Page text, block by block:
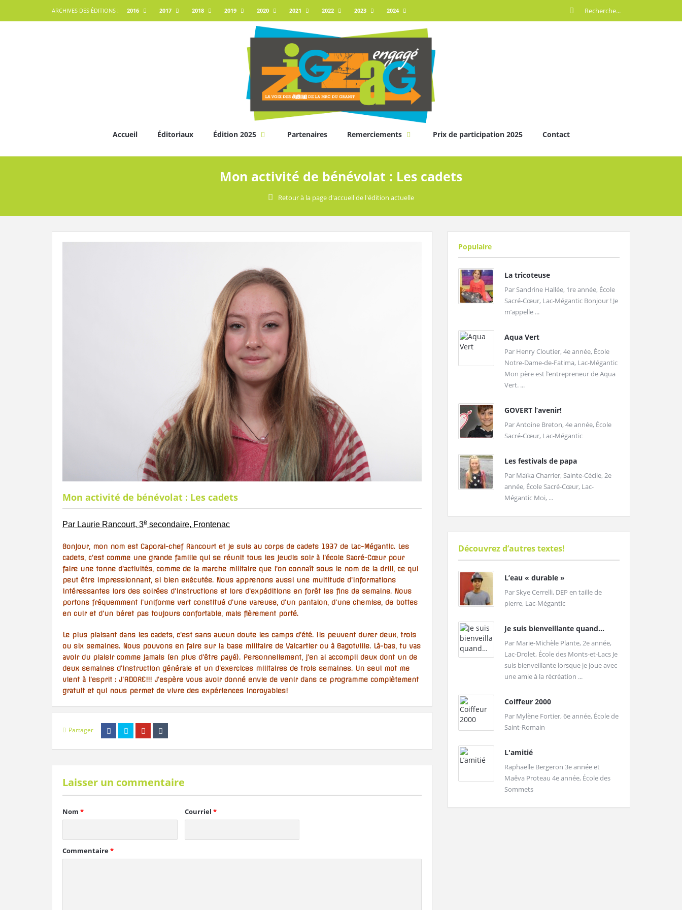
ARCHIVES DES ÉDITIONS : 2016 2017 2018 2019 2020 2021 2022 2023 2024
Accueil Éditoriaux Édition 2025 Partenaires Remerciements Prix de participation 2025 Contact
Mon activité de bénévolat : Les cadets
Retour à la page d'accueil de l'édition actuelle
Mon activité de bénévolat : Les cadets
Par Laurie Rancourt, 3e secondaire, Frontenac
Bonjour, mon nom est Caporal-chef Rancourt et je suis au corps de cadets 1937 de Lac-Mégantic. Les
cadets, c’est comme une grande famille qui se réunit tous les jeudis soir à l’école Sacré-Cœur pour
faire une tonne d’activités, comme de la marche militaire que l’on connaît sous le nom de la drill, ce qui
peut être impressionnant, si bien exécutée. Nous apprenons aussi une multitude d’informations
intéressantes lors des soirées d’instructions et lors d’expéditions en forêt les fins de semaine. Nous
portons fréquemment l’uniforme vert constitué d’une vareuse, d’un pantalon, d’une chemise, de bottes
en cuir et d’un béret pas toujours confortable, mais fièrement porté.
Le plus plaisant dans les cadets, c’est sans aucun doute les camps d’été. Ils peuvent durer deux, trois
ou six semaines. Nous pouvons en faire sur la base militaire de Valcartier ou à Bagotville. Là-bas, tu vas
avoir du plaisir comme jamais (en plus d’être payé). Personnellement, j’en ai accompli deux dont un de
deux semaines d’instruction générale et un d’exercices militaires de trois semaines. Un seul mot me
vient à l’esprit : J’ADORE!!! J’espère vous avoir donné envie de venir dans ce programme complètement
gratuit et qui nous permet de vivre des expériences incroyables!
Partager
Laisser un commentaire
Nom * Courriel *
Commentaire*
Populaire
La tricoteuse
Par Sandrine Hallée, 1re année, École
Sacré-Cœur, Lac-Mégantic Bonjour ! Je
m’appelle ...
Aqua Vert
Par Henry Cloutier, 4e année, École
Notre-Dame-de-Fatima, Lac-Mégantic
Mon père est l’entrepreneur de Aqua
Vert. ...
GOVERT l’avenir!
Par Antoine Breton, 4e année, École
Sacré-Cœur, Lac-Mégantic
Les festivals de papa
Par Maïka Charrier, Sainte-Cécile, 2e
année, École Sacré-Cœur, Lac-
Mégantic Moi, ...
Découvrez d’autres textes!
L’eau « durable »
Par Skye Cerrelli, DEP en taille de
pierre, Lac-Mégantic
Je suis bienveillante quand...
Par Marie-Michèle Plante, 2e année,
Lac-Drolet, École des Monts-et-Lacs Je
suis bienveillante lorsque je joue avec
une amie à la récréation ...
Coiffeur 2000
Par Mylène Fortier, 6e année, École de
Saint-Romain
L'amitié
Raphaëlle Bergeron 3e année et
Maêva Proteau 4e année, École des
Sommets